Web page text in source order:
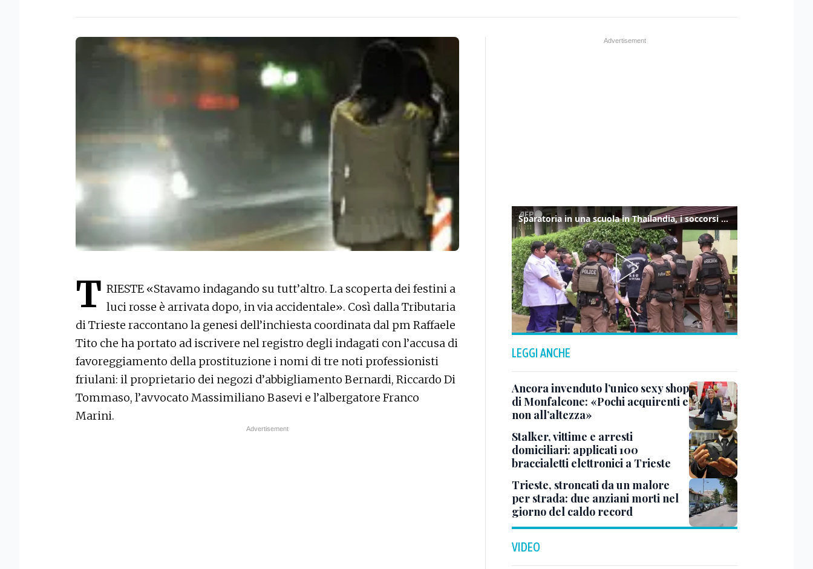
T RIESTE «Stavamo indagando su tutt’altro. La scoperta dei festini a
luci rosse è arrivata dopo, in via accidentale». Così dalla Tributaria
di Trieste raccontano la genesi dell’inchiesta coordinata dal pm Raffaele
Tito che ha portato ad iscrivere nel registro degli indagati con l’accusa di
favoreggiamento della prostituzione i nomi di tre noti professionisti
friulani: il proprietario dei negozi d’abbigliamento Bernardi, Riccardo Di
Tommaso, l’avvocato Massimiliano Basevi e l’albergatore Franco
Marini.
Sparatoria in una scuola in Thailandia, i soccorsi sul posto
LEGGI ANCHE
Ancora invenduto l’unico sexy shop
di Monfalcone: «Pochi acquirenti e
non all’altezza»
Stalker, vittime e arresti
domiciliari: applicati 100
braccialetti elettronici a Trieste
Trieste, stroncati da un malore
per strada: due anziani morti nel
giorno del caldo record
VIDEO